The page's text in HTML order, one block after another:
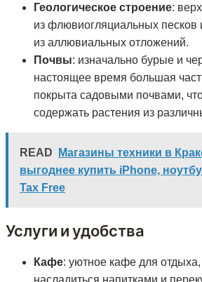
Геологическое строение:
из флювиогляциальных
из аллювиальных отложений.
Почвы: изначально бурые и
настоящее время большая
покрыта садовыми почвами,
содержать растения из
READ
Магазины техники в
выгоднее купить iPhone,
Tax Free
Услуги и удобства
Кафе: уютное кафе для